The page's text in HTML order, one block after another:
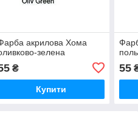
акрилова Хома
зелена
₴
Купити
55